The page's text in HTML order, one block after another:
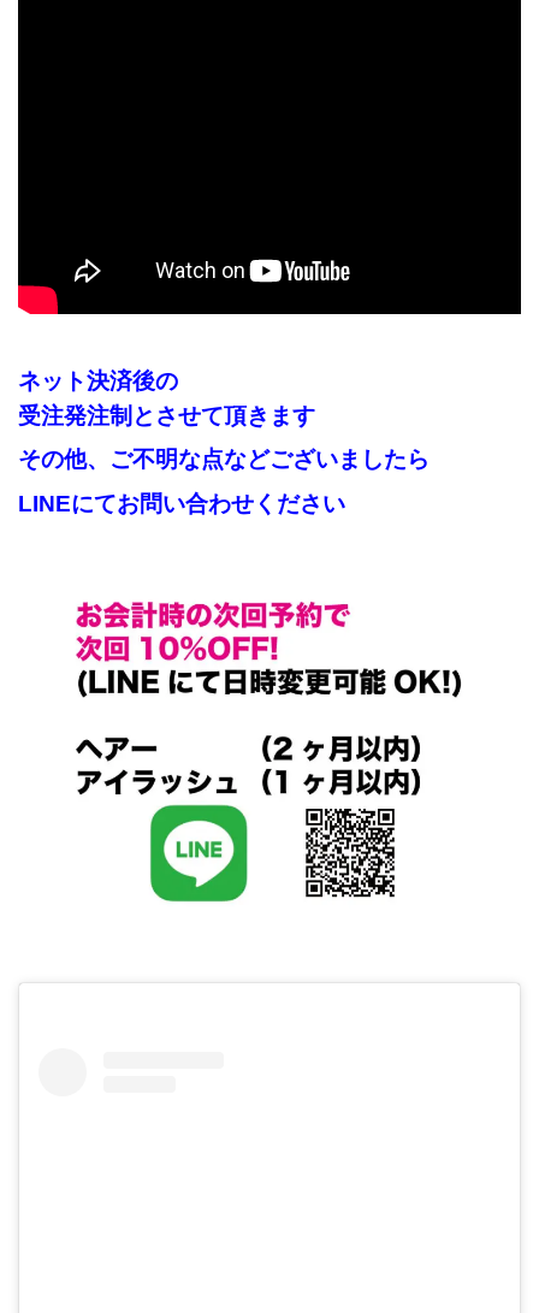
ネット決済後の
受注発注制とさせて頂きます
その他、ご不明な点などございましたら
LINEにてお問い合わせください